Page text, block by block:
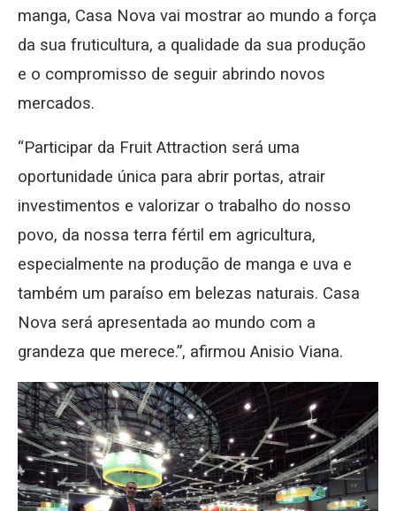
manga, Casa Nova vai mostrar ao mundo a força
da sua fruticultura, a qualidade da sua produção
e o compromisso de seguir abrindo novos
mercados.
“Participar da Fruit Attraction será uma
oportunidade única para abrir portas, atrair
investimentos e valorizar o trabalho do nosso
povo, da nossa terra fértil em agricultura,
especialmente na produção de manga e uva e
também um paraíso em belezas naturais. Casa
Nova será apresentada ao mundo com a
grandeza que merece.”, afirmou Anisio Viana.